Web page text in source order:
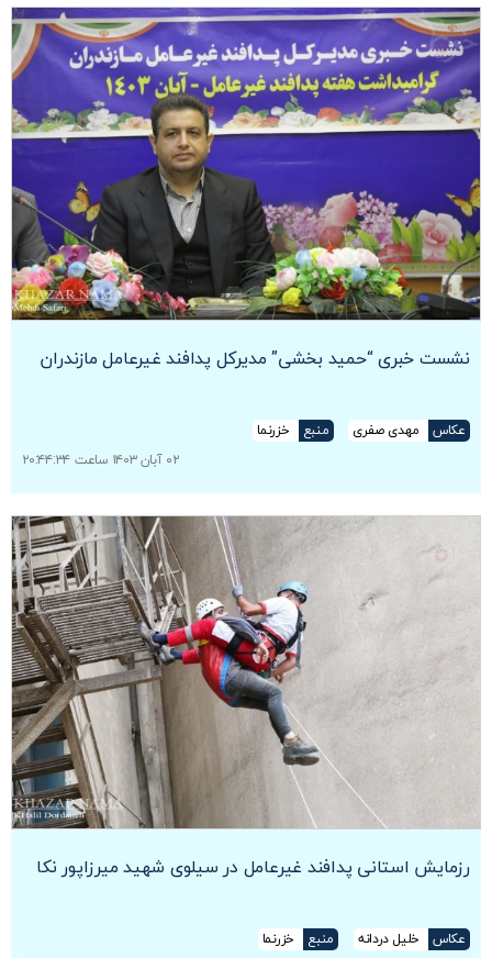
نشست خبری “حمید بخشی” مدیرکل پدافند غیرعامل مازندران
عکاس مهدی صفری منبع
خزرنما
۰۲ آبان ۱۴۰۳ ساعت ۲۰:۴۴:۳۴
رزمایش استانی پدافند غیرعامل در سیلوی شهید میرزاپور نکا
عکاس خلیل دردانه منبع
خزرنما